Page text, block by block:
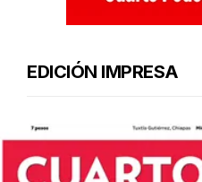
EDICIÓN IMPRESA